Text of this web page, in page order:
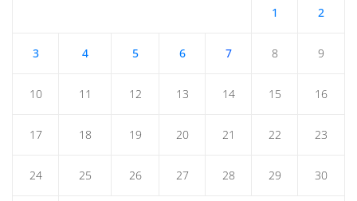
1 2
3 4 5 6 7 8 9
10 11 12 13 14 15 16
17 18 19 20 21 22 23
24 25 26 27 28 29 30